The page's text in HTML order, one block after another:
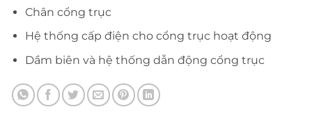
Chân cổng trục
Hệ thống cấp điện cho cổng trục hoạt động
Dầm biên và hệ thống dẫn động cổng trục